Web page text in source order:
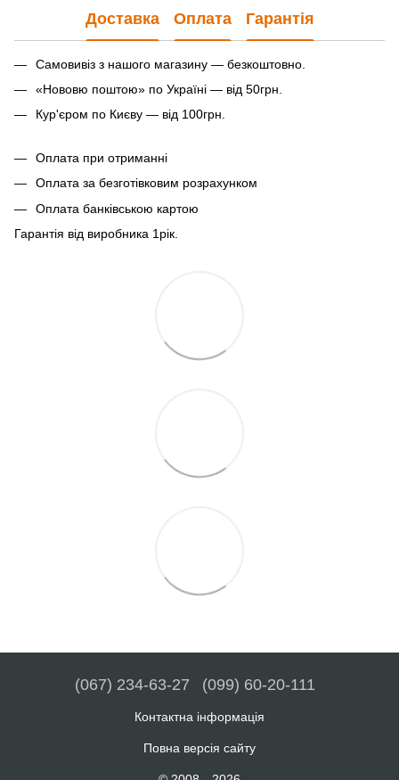
Доставка Оплата Гарантія
Самовивіз з нашого магазину — безкоштовно.
«Нововю поштою» по Україні — від 50грн.
Кур'єром по Києву — від 100грн.
Оплата при отриманні
Оплата за безготівковим розрахунком
Оплата банківською картою
Гарантія від виробника 1рiк.
(067) 234-63-27 (099) 60-20-111
Контактна інформація
Повна версія сайту